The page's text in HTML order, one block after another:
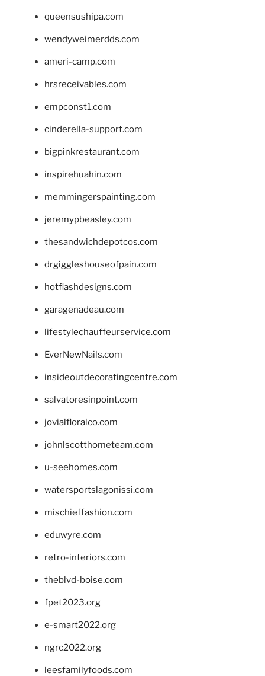
queensushipa.com
wendyweimerdds.com
ameri-camp.com
hrsreceivables.com
empconst1.com
cinderella-support.com
bigpinkrestaurant.com
inspirehuahin.com
memmingerspainting.com
jeremypbeasley.com
thesandwichdepotcos.com
drgiggleshouseofpain.com
hotflashdesigns.com
garagenadeau.com
lifestylechauffeurservice.com
EverNewNails.com
insideoutdecoratingcentre.com
salvatoresinpoint.com
jovialfloralco.com
johnlscotthometeam.com
u-seehomes.com
watersportslagonissi.com
mischieffashion.com
eduwyre.com
retro-interiors.com
theblvd-boise.com
fpet2023.org
e-smart2022.org
ngrc2022.org
leesfamilyfoods.com